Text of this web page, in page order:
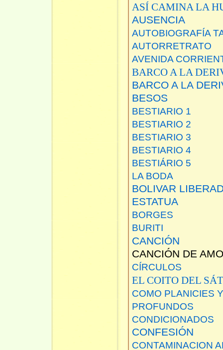
ASÍ CAMINA LA
AUSENCIA
AUTOBIOGRAFÍA
AUTORRETRATO
AVENIDA
BARCO A LA
BARCO A LA
BESOS
BESTIARIO 1
BESTIARIO 2
BESTIARIO 3
BESTIARIO 4
BESTIÁRIO 5
LA BODA
BOLIVAR
ESTATUA
BORGES
BURITI
CANCIÓN
CANCIÓN DE
CÍRCULOS
EL COITO DEL
COMO PLANICIES
PROFUNDOS
CONDICIONADOS
CONFESIÓN
CONTAMINACION